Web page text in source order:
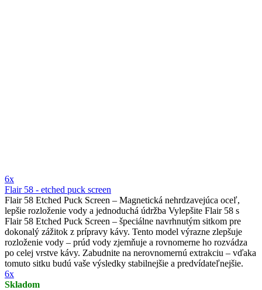
6x
Flair 58 - etched puck screen
Flair 58 Etched Puck Screen – Magnetická nehrdzavejúca oceľ,
lepšie rozloženie vody a jednoduchá údržba Vylepšite Flair 58 s
Flair 58 Etched Puck Screen – špeciálne navrhnutým sitkom pre
dokonalý zážitok z prípravy kávy. Tento model výrazne zlepšuje
rozloženie vody – prúd vody zjemňuje a rovnomerne ho rozvádza
po celej vrstve kávy. Zabudnite na nerovnomernú extrakciu – vďaka
tomuto sitku budú vaše výsledky stabilnejšie a predvídateľnejšie.
6x
Skladom